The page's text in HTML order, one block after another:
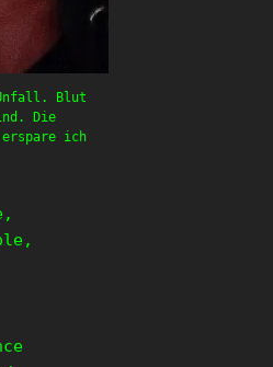
Unfall. Blut
Die
ich